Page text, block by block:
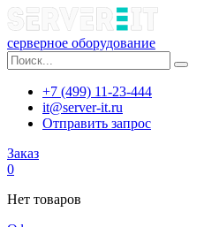
серверное оборудование
+7 (499) 11-23-444
it@server-it.ru
Отправить запрос
Заказ
0
Нет товаров